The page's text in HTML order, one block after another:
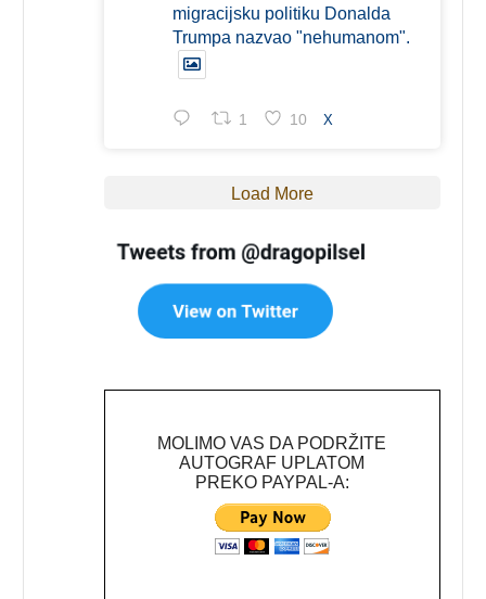
migracijsku politiku Donalda
Trumpa nazvao "nehumanom".
1 10 X
Load More
MOLIMO VAS DA PODRŽITE
AUTOGRAF UPLATOM
PREKO PAYPAL-A: